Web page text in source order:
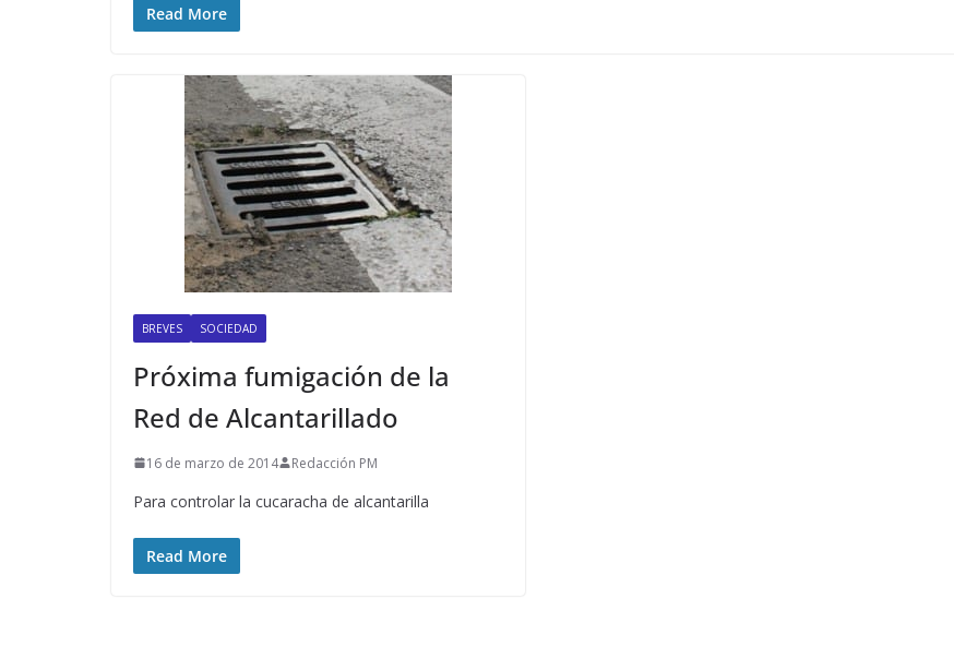
Read More
BREVES SOCIEDAD
Próxima fumigación de la
Red de Alcantarillado
16 de marzo de 2014 Redacción PM
Para controlar la cucaracha de alcantarilla
Read More